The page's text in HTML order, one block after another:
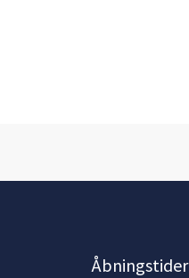
Åbningstider